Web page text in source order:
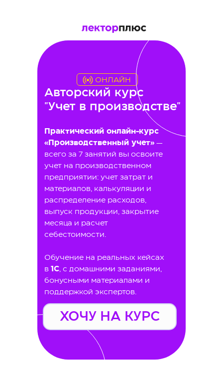
Авторский курс
"Учет в производстве"
Практический онлайн-курс
«Производственный учет» —
всего за 7 занятий вы освоите
учет на производственном
предприятии: учет затрат и
материалов, калькуляции и
распределение расходов,
выпуск продукции, закрытие
месяца и расчет
себестоимости.
Обучение на реальных кейсах
в 1С, с домашними заданиями,
бонусными материалами и
поддержкой экспертов.
ОНЛАЙН
ХОЧУ НА КУРС